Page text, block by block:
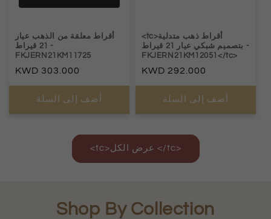
أقراط معلقة من الذهب عيار
21 قيراط -
FKJERN21KM11725
السعر
العادي
303.000
أضف إلى السلة
<tc>أقراط ذهب متدلية
بتصميم شبكي عيار 21 قيراط -
FKJERN21KM12051</tc>
السعر
العادي
292.000
أضف إلى السلة
<tc>عرض الكل </tc>
Shop By Collection